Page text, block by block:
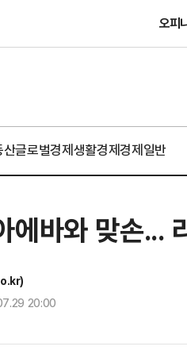
오피
산글로벌경제생활경제경제일반
바와 맞손...
20:00